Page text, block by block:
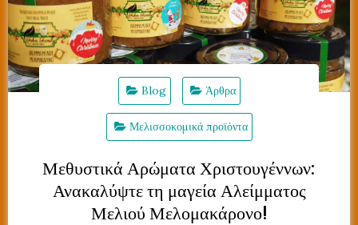
Blog Άρθρα
Μελισσοκομικά προϊόντα
Μεθυστικά Αρώματα Χριστουγέννων:
Ανακαλύψτε τη μαγεία Αλείμματος
Μελιού Μελομακάρονο!